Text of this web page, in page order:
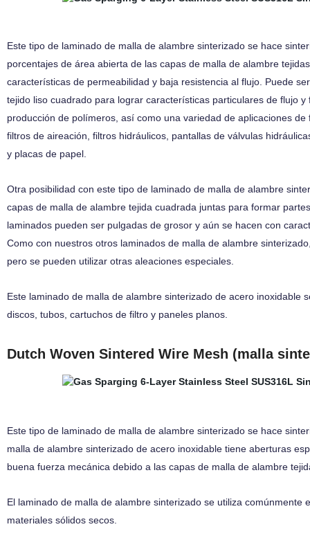
Este tipo delaminado de malla de alambre sinterizado se hace
porcentajes de área abierta de las capas de malla de alambre
características de permeabilidad y baja resistencia al flujo. Puede
tejido liso cuadrado para lograr características particulares de flujo
producción de polímeros, así como una variedad de aplicaciones
filtros de aireación, filtros hidráulicos, pantallas de válvulas
y placas de papel.
Otra posibilidad con este tipo de laminado de malla de alambre
capas de malla de alambre tejida cuadrada juntas para formar
laminados pueden ser pulgadas de grosor y aún se hacen con
Como con nuestros otros laminados de malla de alambre
pero se pueden utilizar otras aleaciones especiales.
Este laminado de malla de alambre sinterizado de acero inoxidable
discos, tubos, cartuchos de filtro y paneles planos.
Dutch Woven Sintered Wire Mesh (malla
Este tipo delaminado de malla de alambre sinterizado se hace
malla de alambre sinterizado de acero inoxidable tiene aberturas
buena fuerza mecánica debido a las capas de malla de alambre
El laminado de malla de alambre sinterizado se utiliza
materiales sólidos secos.